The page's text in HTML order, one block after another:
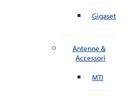
Gigaset
Antenne &
Accessori
MTI